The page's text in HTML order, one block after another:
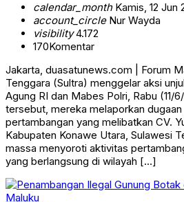
calendar_monthKamis, 12 Jun
account_circleNur Wayda
visibility4.172
170Komentar
Jakarta, duasatunews.com | Forum
Tenggara (Sultra) menggelar aksi
Agung RI dan Mabes Polri, Rabu (11/
tersebut, mereka melaporkan
pertambangan yang melibatkan CV.
Kabupaten Konawe Utara, Sulawesi
massa menyoroti aktivitas
yang berlangsung di wilayah […]